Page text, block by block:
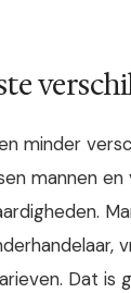
minder
mannen
Dat